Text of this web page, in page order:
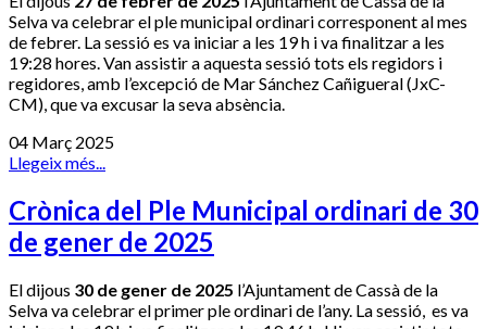
Selva va celebrar el ple municipal ordinari corresponent al mes
de febrer. La sessió es va iniciar a les 19 h i va finalitzar a les
19:28 hores. Van assistir a aquesta sessió tots els regidors i
regidores, amb l’excepció de Mar Sánchez Cañigueral (JxC-
CM), que va excusar la seva absència.
04 Març 2025
Llegeix més...
Crònica del Ple Municipal ordinari de 30
de gener de 2025
El dijous 30 de gener de 2025 l’Ajuntament de Cassà de la
Selva va celebrar el primer ple ordinari de l’any. La sessió, es va